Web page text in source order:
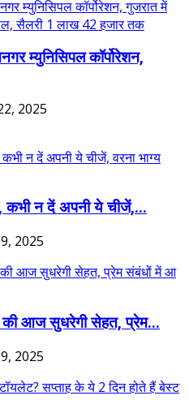
म्युनिसिपल कॉर्पोरेशन,
2025
कभी न दें अपनी ये चीजें,...
2025
की आज सुधरेगी सेहत, प्रेम...
2025